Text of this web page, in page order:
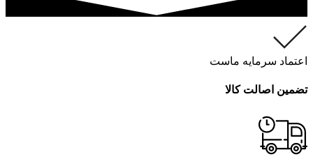
اعتماد سرمایه ماست
تضمین اصالت کالا